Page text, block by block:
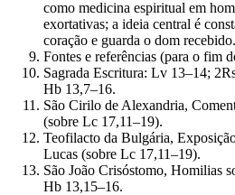
como medicina espiritual em
exortativas; a ideia central é
coração e guarda o dom recebido.
Fontes e referências (para o fim
Sagrada Escritura: Lv 13–14;
Hb 13,7–16.
São Cirilo de Alexandria,
(sobre Lc 17,11–19).
Teofilacto da Bulgária,
Lucas (sobre Lc 17,11–19).
São João Crisóstomo, Homilias
Hb 13,15–16.